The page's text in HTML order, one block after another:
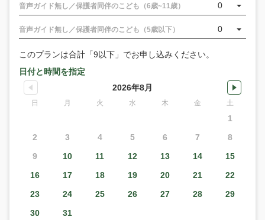
音声ガイド無し／保護者同伴のこども（6歳~11歳） 0
音声ガイド無し／保護者同伴のこども（5歳以下） 0
このプランは合計「9以下」でお申し込みください。
日付と時間を指定
2026年8月
日 月 火 水 木 金 土
1
2
3 4 5 6 7
8
9
10 11 12 13 14
15
16
17 18 19 20 21
22
23
24 25 26 27 28
29
30
31